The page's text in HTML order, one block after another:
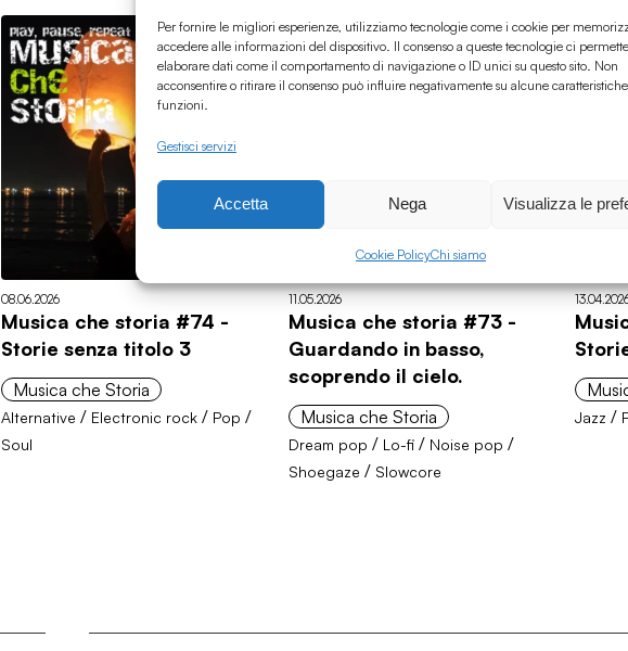
Per fornire le migliori esperienze, utilizziamo tecnologie come i cookie per
accedere alle informazioni del dispositivo. Il consenso a queste tecnologie ci
elaborare dati come il comportamento di navigazione o ID unici su questo sito. Non
acconsentire o ritirare il consenso può influire negativamente su alcune
funzioni.
Gestisci servizi
Accetta Nega Visualizza le
Cookie PolicyChi siamo
08.06.2026
Musica che storia #74 -
Storie senza titolo 3
Musica che Storia
Alternative / Electronic rock/ Pop /
Soul
11.05.2026
Musica che storia #73 -
Guardando in basso,
scoprendo il cielo.
Musica che Storia
Dream pop / Lo-fi/ Noise pop /
Shoegaze / Slowcore
Jazz /